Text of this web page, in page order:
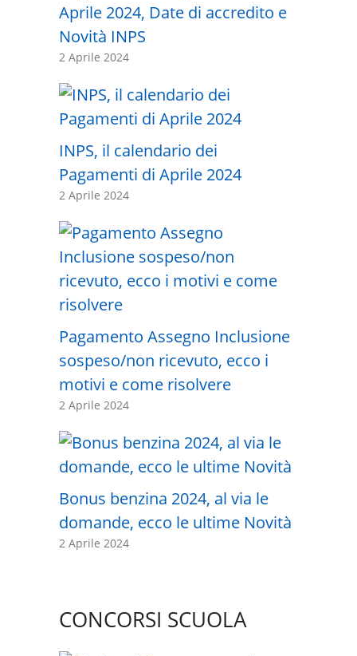
Aprile 2024, Date di accredito e
Novità INPS
2 Aprile 2024
INPS, il calendario dei
Pagamenti di Aprile 2024
2 Aprile 2024
Pagamento Assegno Inclusione
sospeso/non ricevuto, ecco i
motivi e come risolvere
2 Aprile 2024
Bonus benzina 2024, al via le
domande, ecco le ultime Novità
2 Aprile 2024
CONCORSI SCUOLA